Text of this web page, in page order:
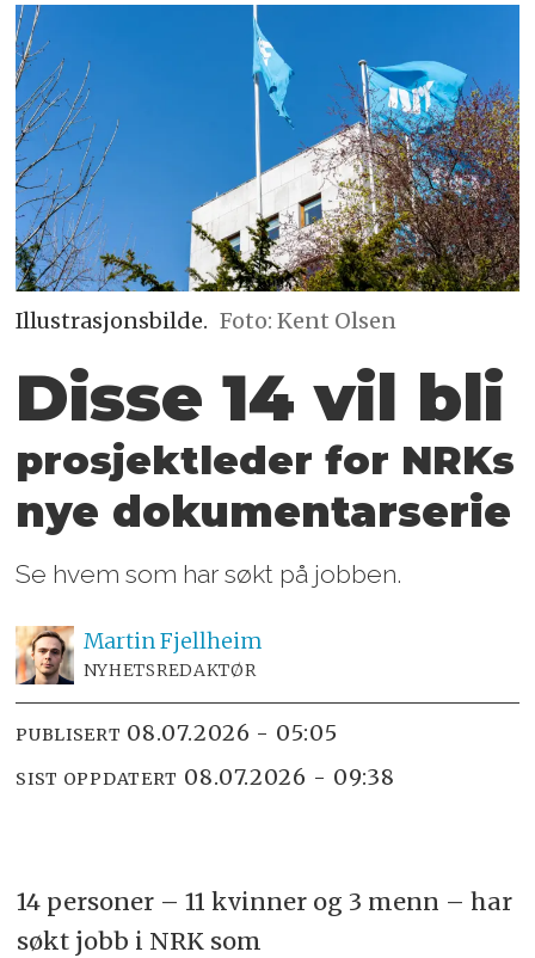
Illustrasjonsbilde. Foto: Kent Olsen
Disse 14 vil bli
prosjektleder for NRKs
nye dokumentarserie
Se hvem som har søkt på jobben.
MartinFjellheim
NYHETSREDAKTØR
PUBLISERT 08.07.2026 - 05:05
SIST OPPDATERT 08.07.2026 - 09:38
14 personer – 11 kvinner og 3 menn – har
søkt jobb i NRK som